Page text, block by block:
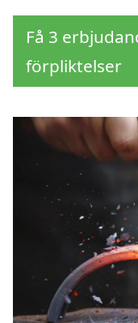
Få 3
förpliktelser